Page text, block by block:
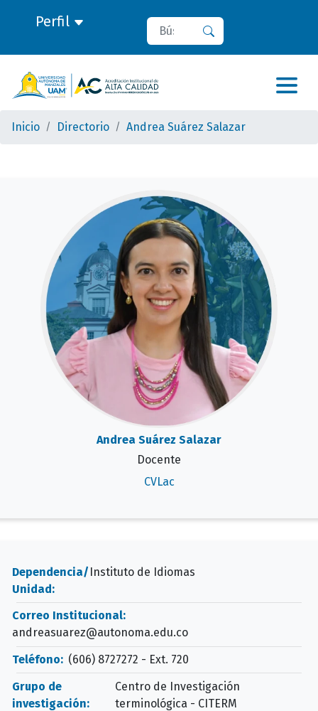
Perfil Buscar
Inicio Directorio Andrea Suárez Salazar
Andrea Suárez Salazar
Docente
CVLac
Dependencia/
Unidad:
Instituto de Idiomas
Correo Institucional:
andreasuarez@autonoma.edu.co
Teléfono: (606) 8727272 - Ext. 720
Grupo de
investigación:
Centro de Investigación
terminológica - CITERM